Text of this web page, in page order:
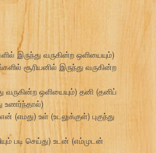
இருந்து வருகின்ற ஒளியையும்)
சூரியனில் இருந்து வருகின்ற
ஒளியையும்) தனி (தனிப்
உணர்ந்தால்)
உள் (உடலுக்குள்) புகுந்து
படி செய்து) உடன் (எம்முடன்